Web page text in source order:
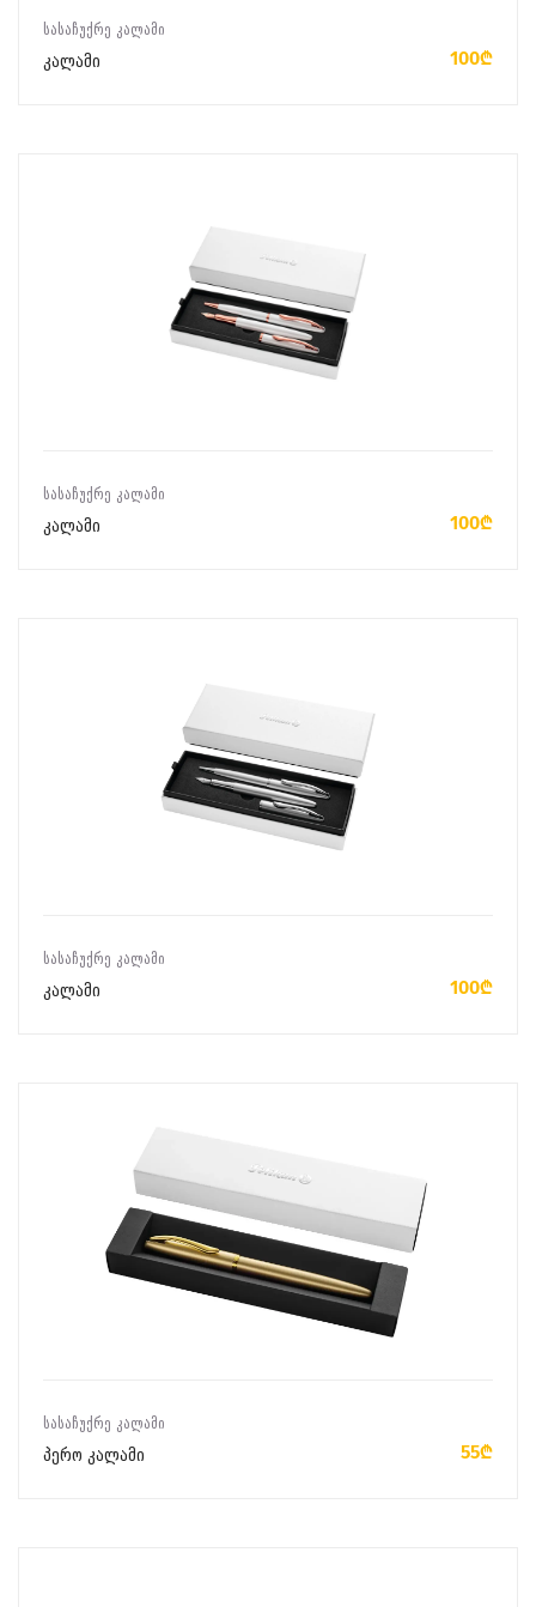
ᲡᲐᲡᲐᲩᲣᲥᲠᲔ ᲙᲐᲚᲐᲛᲘ
კალამი 100₾
ᲡᲐᲡᲐᲩᲣᲥᲠᲔ ᲙᲐᲚᲐᲛᲘ
კალამი 100₾
ᲡᲐᲡᲐᲩᲣᲥᲠᲔ ᲙᲐᲚᲐᲛᲘ
კალამი 100₾
ᲡᲐᲡᲐᲩᲣᲥᲠᲔ ᲙᲐᲚᲐᲛᲘ
პერო კალამი 55₾